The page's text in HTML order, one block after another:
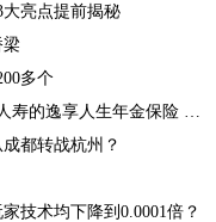
亮点提前揭秘
梁
多个
享人生年金保险 有保障吗
都转战杭州？
技术均下降到0.0001倍？